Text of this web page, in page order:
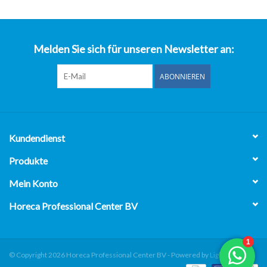
Melden Sie sich für unseren Newsletter an:
ABONNIEREN
Kundendienst
Produkte
Mein Konto
Horeca Professional Center BV
© Copyright 2026 Horeca Professional Center BV - Powered by Lightspeed